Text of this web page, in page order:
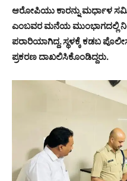
ಆರೋಪಿಯು ಕಾರನ್ನು ಮರ್ಧಾಳ
ಎಂಬವರ ಮನೆಯ ಮುಂಭಾಗದಲ್ಲಿ
ಪರಾರಿಯಾಗಿದ್ದ. ಸ್ಥಳಕ್ಕೆ ಕಡಬ
ಪ್ರಕರಣ ದಾಖಲಿಸಿಕೊಂಡಿದ್ದರು.